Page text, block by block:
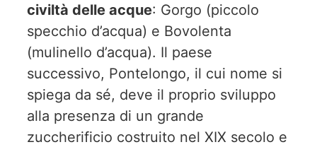
civiltà delle acque: Gorgo (piccolo
specchio d’acqua) e Bovolenta
(mulinello d’acqua). Il paese
successivo, Pontelongo, il cui nome si
spiega da sé, deve il proprio sviluppo
alla presenza di un grande
zuccherificio costruito nel XIX secolo e